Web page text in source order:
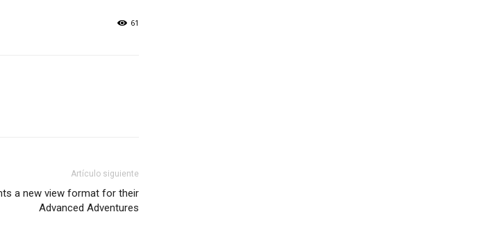
61
Artículo siguiente
a new view format for their
Advanced Adventures